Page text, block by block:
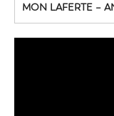
MON LAFERTE –